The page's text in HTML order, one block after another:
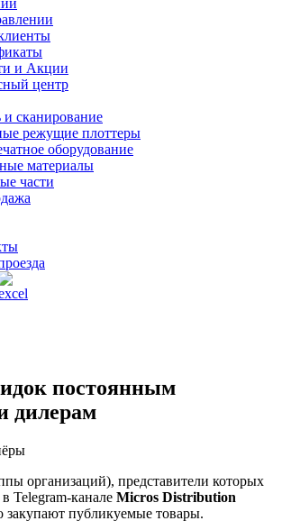
и Акции
центр
и сканирование
режущие плоттеры
оборудование
материалы
части
постоянным
дилерам
организаций), представители которых
Telegram-канале Micros Distribution
закупают публикуемые товары.